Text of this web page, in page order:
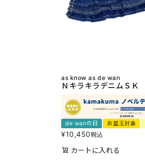
as know as de wan
ＮキラキラデニムＳＫ
de wanの日 お盆玉対象
¥10,450税込
カートに入れる